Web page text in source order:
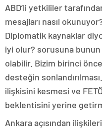
ABD’li yetkililer
mesajları nasıl
Diplomatik kaynaklar
iyi olur? sorusuna
olabilir. Bizim birinci
desteğin
ilişkisini kesmesi ve
beklentisini yerine
Ankara açısından